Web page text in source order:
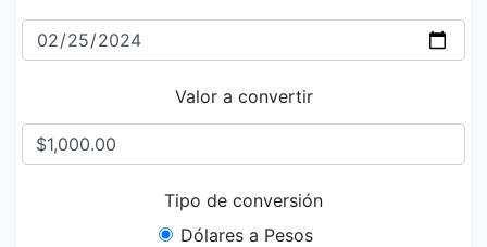
Valor a convertir
Tipo de conversión
Dólares a Pesos